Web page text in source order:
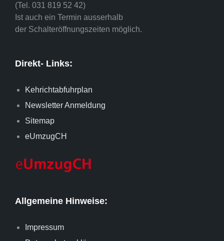
(Tel. 031 819 52 42)
Ist auch ein Termin ausserhalb
der Schalteröffnungszeiten möglich.
Direkt- Links:
Kehrichtabfuhrplan
Newsletter Anmeldung
Sitemap
eUmzugCH
Allgemeine Hinweise:
Impressum